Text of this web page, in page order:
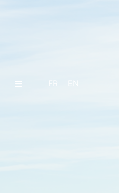
FR EN